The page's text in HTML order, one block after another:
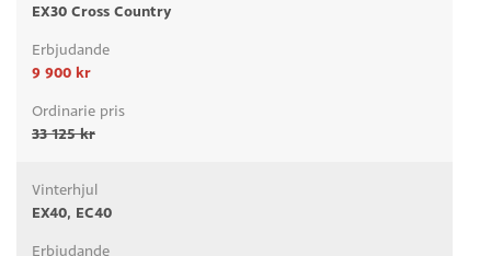
EX30 Cross Country
9 900 kr
33 125 kr
EX40, EC40